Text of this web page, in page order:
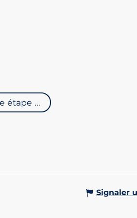
étape ...DE L'ALPIN -
LE BETTEX
les-Bains
Signaler